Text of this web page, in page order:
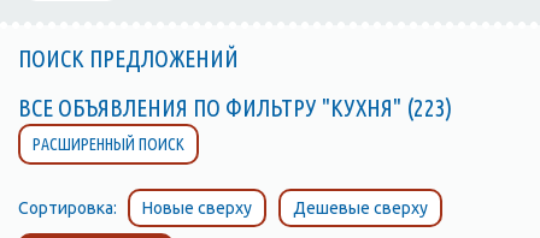
ПОИСК ПРЕДЛОЖЕНИЙ
ВСЕ ОБЪЯВЛЕНИЯ ПО ФИЛЬТРУ "КУХНЯ" (223)
РАСШИРЕННЫЙ ПОИСК
Сортировка: Новые сверху Дешевые сверху